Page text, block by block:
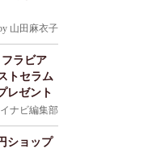
山田麻衣子
フラビア
トセラム
レゼント
ナビ編集部
ショップ